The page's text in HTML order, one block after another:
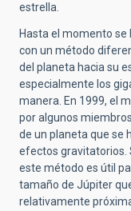
estrella.
Hasta el momento
con un método
del planeta hacia su
especialmente los
manera. En 1999, el
por algunos
de un planeta que se
efectos gravitatorios.
este método es útil
tamaño de Júpiter
relativamente